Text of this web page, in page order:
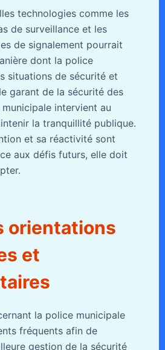
technologies comme les
de surveillance et les
de signalement pourrait
dont la police
situations de sécurité et
garant de la sécurité des
intervient au
la tranquillité publique.
et sa réactivité sont
aux défis futurs, elle doit
orientations
et
la police municipale
fréquents afin de
gestion de la sécurité